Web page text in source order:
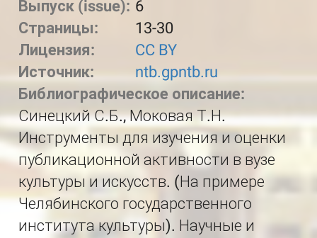
Выпуск (issue): 6
Страницы:
13-30
Лицензия:
CC BY
Источник:
ntb.gpntb.ru
Библиографическое описание:
Синецкий С.Б., Моковая Т.Н.
Инструменты для изучения и оценки
публикационной активности в вузе
культуры и искусств. (На примере
Челябинского государственного
института культуры). Научные и